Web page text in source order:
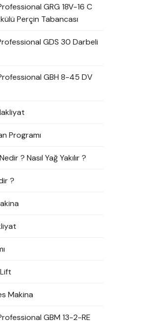
GRG 18V-16 C
Perçin Tabancası
GDS 30 Darbeli
GBH 8-45 DV
Programı
? Nasıl Yağ Yakılır ?
?
Makina
GBM 13-2-RE